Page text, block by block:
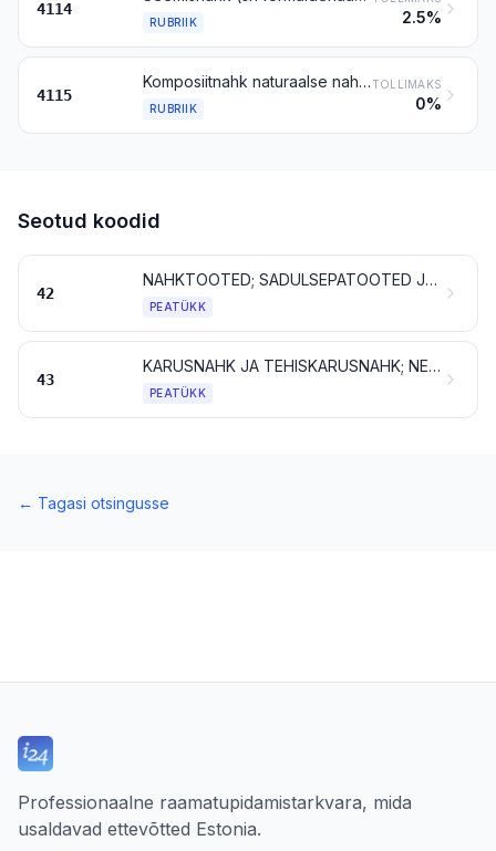
4114
RUBRIIK 2.5%
4115
Komposiitnahk naturaalse naha või nahakiudude baasil (tahvlite, lehtede või ribadena, rullides või mitte); nahalõikmed jm naha- või komposiitnahajäätmed, nahktoodete valmistamiseks kõlbmatud; nahatolm, -pulber ja -puru
RUBRIIK
TOLLIMAKS
0%
Seotud koodid
42
NAHKTOOTED; SADULSEPATOOTED JA RAKMED; REISITARBED, KÄEKOTID JMS TOOTED; TOOTED LOOMASOOLTEST (V.A JÄMESIIDIST)
PEATÜKK
43
KARUSNAHK JA TEHISKARUSNAHK; NENDEST VALMISTATUD TOOTED
PEATÜKK
← Tagasi otsingusse
Professionaalne raamatupidamistarkvara, mida
usaldavad ettevõtted Estonia.